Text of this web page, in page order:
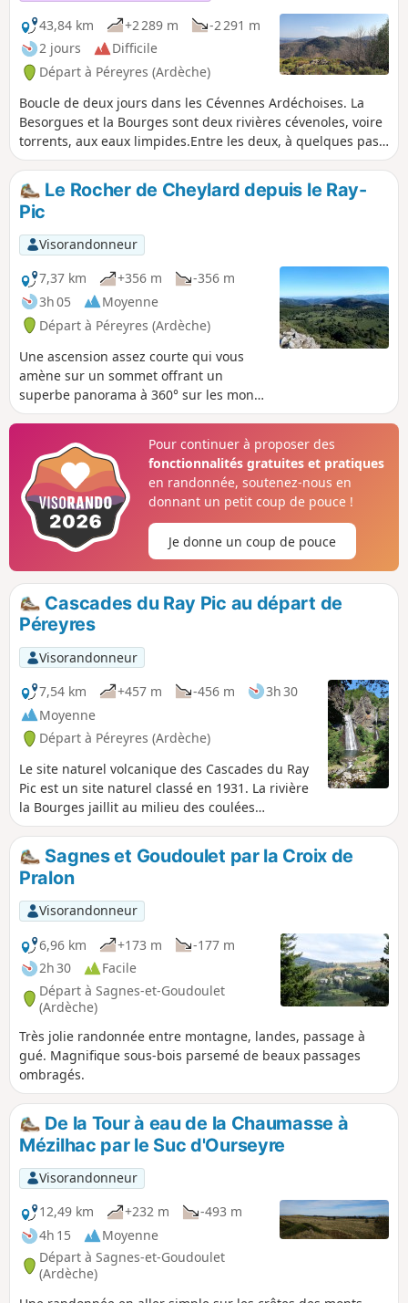
43,84 km +2 289 m
-2 291 m
2 jours
Difficile
Départ à Péreyres (Ardèche)
Boucle de deux jours dans les Cévennes Ardéchoises. La
Besorgues et la Bourges sont deux rivières cévenoles, voire
torrents, aux eaux limpides.Entre les deux, à quelques pas
de la célèbre cascade du Ray-Pic, tel un belvédère naturel,
le Rocher de Cheylard (1412 m), permet d'embrasser tous
les paysages environnants.Avec cette randonnée, sur deux
jours, vous découvrirez ces paysages tourmentés, les
vallées profondes, les abords du plateau ardéchois, les
petits hameaux et villages nichés.
Le Rocher de Cheylard depuis le Ray-
Pic
Visorandonneur
7,37 km
+356 m
-356 m
3h 05
Moyenne
Départ à Péreyres (Ardèche)
Une ascension assez courte qui vous
amène sur un sommet offrant un
superbe panorama à 360° sur les monts
d'Ardèche et les Alpes. C'est un simple
emprunte des chemins de crêtes avec
aussi des vues magnifiques. Au retour,
prendre le temps d'aller voir la cascade
du Ray-Pic.
Pour continuer à proposer des
fonctionnalités gratuites et pratiques
en randonnée, soutenez-nous en
donnant un petit coup de pouce !
Je donne un coup de pouce
Cascades du Ray Pic au départ de
Péreyres
Visorandonneur
7,54 km
+457 m -456 m
3h 30
Moyenne
Départ à Péreyres (Ardèche)
Le site naturel volcanique des Cascades du Ray
Pic est un site naturel classé en 1931. La rivière
la Bourges jaillit au milieu des coulées
basaltiques et chute d'une hauteur d'environ
60 m. La proximité de divers ruisseaux permet
d'apporter une certaine fraîcheur et même de
pouvoir se baigner.
Sagnes et Goudoulet par la Croix de
Pralon
Visorandonneur
6,96 km
+173 m
-177 m
2h 30
Facile
Départ à Sagnes-et-Goudoulet
(Ardèche)
Très jolie randonnée entre montagne, landes, passage à
gué. Magnifique sous-bois parsemé de beaux passages
ombragés.
De la Tour à eau de la Chaumasse à
Mézilhac par le Suc d'Ourseyre
Visorandonneur
12,49 km
+232 m
-493 m
4h 15
Moyenne
Départ à Sagnes-et-Goudoulet
(Ardèche)